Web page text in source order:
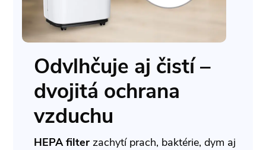
Odvlhčuje aj čistí –
dvojitá ochrana
vzduchu
HEPA filter zachytí prach, baktérie, dym aj